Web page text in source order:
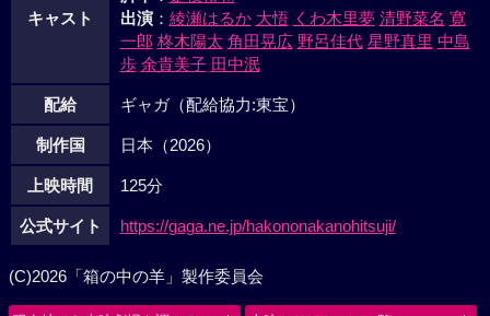
キャスト
出演：綾瀬はるか 大悟 くわ木里夢 清野菜名 寛
一郎 柊木陽太 角田晃広 野呂佳代 星野真里 中島
歩 余貴美子 田中泯
配給 ギャガ（配給協力:東宝）
制作国 日本（2026）
上映時間 125分
公式サイト https://gaga.ne.jp/hakononakanohitsuji/
(C)2026「箱の中の羊」製作委員会